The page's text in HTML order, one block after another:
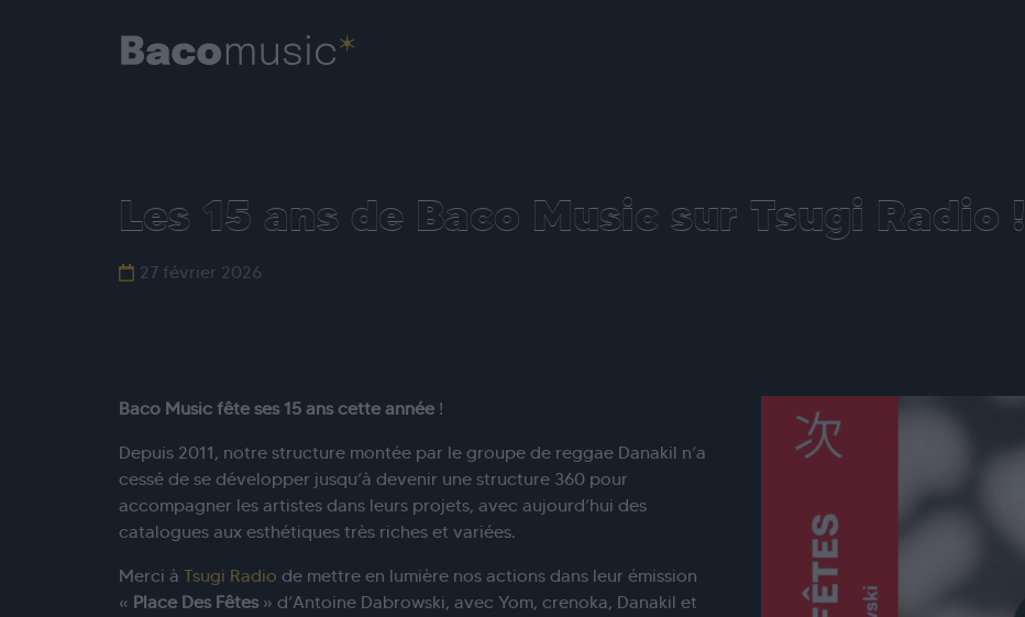
Les 15 ans de Baco Music sur Tsugi Radio !
27 février 2026
Baco Music fête ses 15 ans cette année!
Depuis 2011, notre structure montée par le groupe de reggae Danakil n’a
cessé de se développer jusqu’à devenir une structure 360 pour
accompagner les artistes dans leurs projets, avec aujourd’hui des
catalogues aux esthétiques très riches et variées.
Merci à Tsugi Radio de mettre en lumière nos actions dans leur émission
« Place Des Fêtes» d’Antoine Dabrowski, avec Yom, crenoka, Danakil et